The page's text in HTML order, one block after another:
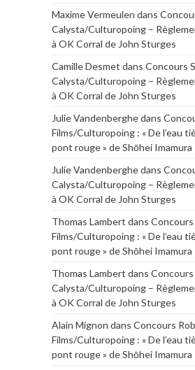
Maxime Vermeulen dans
Calysta/Culturopoing –
à OK Corral de John Sturges
Camille Desmet dans Concours
Calysta/Culturopoing –
à OK Corral de John Sturges
Julie Vandenberghedans
Films/Culturopoing : « De l’eau
pont rouge » de Shōhei Imamura
Julie Vandenberghedans
Calysta/Culturopoing –
à OK Corral de John Sturges
Thomas Lambert dans
Films/Culturopoing : « De l’eau
pont rouge » de Shōhei Imamura
Thomas Lambert dans Concours
Calysta/Culturopoing –
à OK Corral de John Sturges
Alain Mignon dans Concours
Films/Culturopoing : « De l’eau
pont rouge » de Shōhei Imamura